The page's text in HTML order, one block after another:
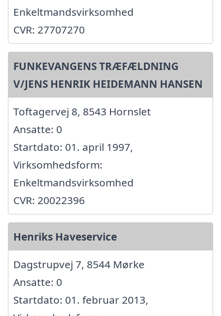
Enkeltmandsvirksomhed
CVR: 27707270
FUNKEVANGENS TRÆFÆLDNING
V/JENS HENRIK HEIDEMANN HANSEN
Toftagervej 8, 8543 Hornslet
Ansatte: 0
Startdato: 01. april 1997,
Virksomhedsform:
Enkeltmandsvirksomhed
CVR: 20022396
Henriks Haveservice
Dagstrupvej 7, 8544 Mørke
Ansatte: 0
Startdato: 01. februar 2013,